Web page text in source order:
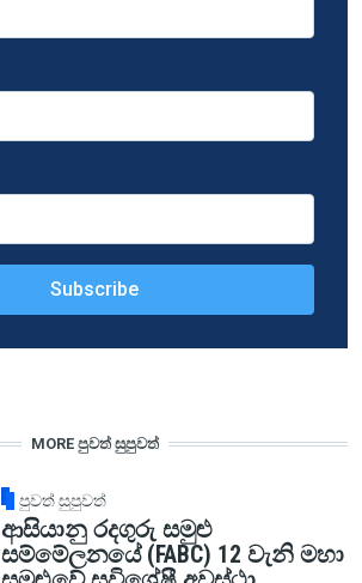
MORE පුවත් සුපුවත්
පුවත් සුපුවත්
ආසියානු රදගුරු සමුළු
සම්මේලනයේ (FABC) 12 වැනි මහා